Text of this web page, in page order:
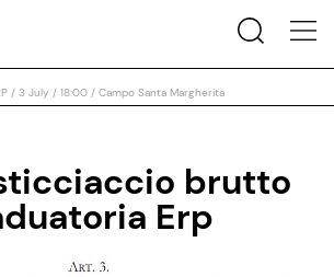
/ 3 July / 18:00 / Campo Santa Margherita
brutto
Erp